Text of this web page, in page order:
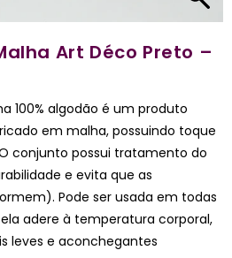
Art Déco Preto –
100% algodão é um produto
em malha, possuindo toque
conjunto possui tratamento do
e evita que as
Pode ser usada em todas
adere à temperatura corporal,
leves e aconchegantes